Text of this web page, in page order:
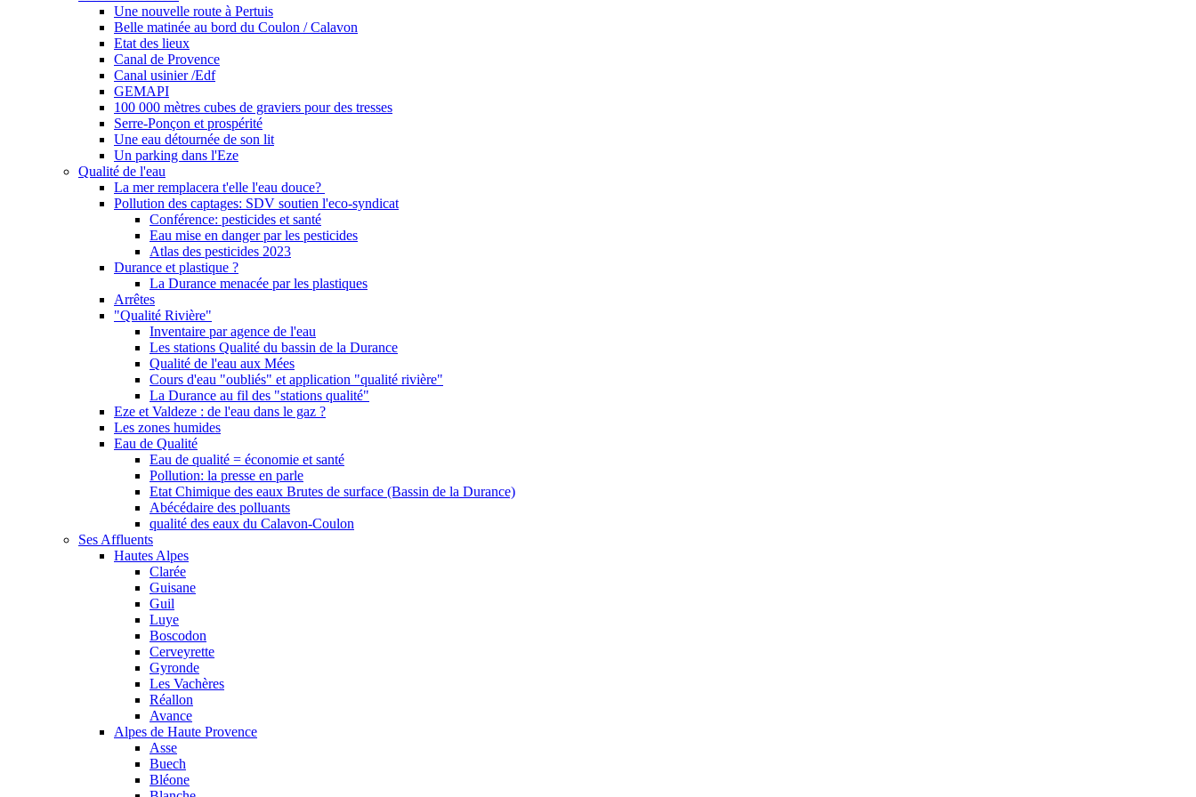
Une nouvelle route à Pertuis
Belle matinée au bord du Coulon / Calavon
Etat des lieux
Canal de Provence
Canal usinier /Edf
GEMAPI
100 000 mètres cubes de graviers pour des tresses
Serre-Ponçon et prospérité
Une eau détournée de son lit
Un parking dans l'Eze
Qualité de l'eau
La mer remplacera t'elle l'eau douce?
Pollution des captages: SDV soutien l'eco-syndicat
Conférence: pesticides et santé
Eau mise en danger par les pesticides
Atlas des pesticides 2023
Durance et plastique ?
La Durance menacée par les plastiques
Arrêtes
"Qualité Rivière"
Inventaire par agence de l'eau
Les stations Qualité du bassin de la Durance
Qualité de l'eau aux Mées
Cours d'eau "oubliés" et application "qualité rivière"
La Durance au fil des "stations qualité"
Eze et Valdeze : de l'eau dans le gaz ?
Les zones humides
Eau de Qualité
Eau de qualité = économie et santé
Pollution: la presse en parle
Etat Chimique des eaux Brutes de surface (Bassin de la Durance)
Abécédaire des polluants
qualité des eaux du Calavon-Coulon
Ses Affluents
Hautes Alpes
Clarée
Guisane
Guil
Luye
Boscodon
Cerveyrette
Gyronde
Les Vachères
Réallon
Avance
Alpes de Haute Provence
Asse
Buech
Bléone